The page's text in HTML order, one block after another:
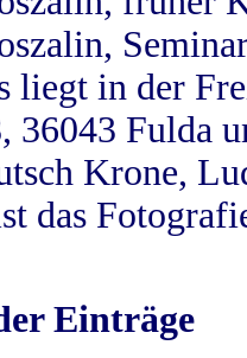
liegt in der
36043 Fulda
Krone,
das
Einträge